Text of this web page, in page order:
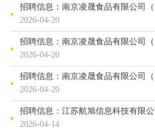
招聘信息：南京凌晟食品有限公司（
2026-04-20
招聘信息：南京凌晟食品有限公司（
2026-04-20
招聘信息：南京凌晟食品有限公司（
2026-04-20
2026-04-14